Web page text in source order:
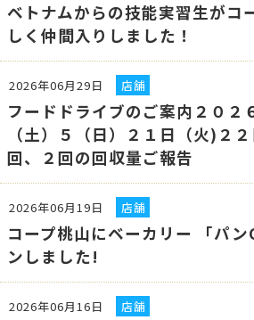
ベトナムからの技能実習生がコ
しく仲間入りしました！
2026年06月29日 店舗
フードドライブのご案内２０２
（土）５（日）２１日（火)２
回、２回の回収量ご報告
2026年06月19日 店舗
コープ桃山にベーカリー 「パン
ンしました!
2026年06月16日 店舗